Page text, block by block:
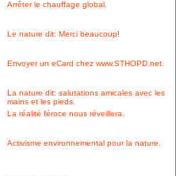
Arrêter le chauffage global.
Le nature dit: Merci beaucoup!
Envoyer un eCard chez www.STHOPD.net.
La nature dit: salutations amicales avec les
mains et les pieds.
La réalité féroce nous réveillera.
Activisme environnemental pour la nature.